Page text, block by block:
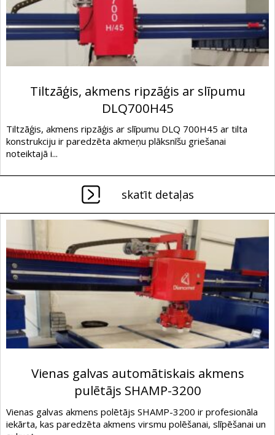
Tiltzāģis, akmens ripzāģis ar slīpumu
DLQ700H45
Tiltzāģis, akmens ripzāģis ar slīpumu DLQ 700H45 ar tilta
konstrukciju ir paredzēta akmeņu plāksnīšu griešanai
noteiktajā i...
skatīt detaļas
Vienas galvas automātiskais akmens
pulētājs SHAMP-3200
Vienas galvas akmens polētājs SHAMP-3200 ir profesionāla
iekārta, kas paredzēta akmens virsmu polēšanai, slīpēšanai un